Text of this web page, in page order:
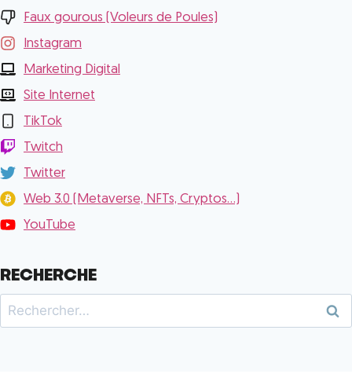
Faux gourous (Voleurs de Poules)
Instagram
Marketing Digital
Site Internet
TikTok
Twitch
Twitter
Web 3.0 (Metaverse, NFTs, Cryptos...)
YouTube
RECHERCHE